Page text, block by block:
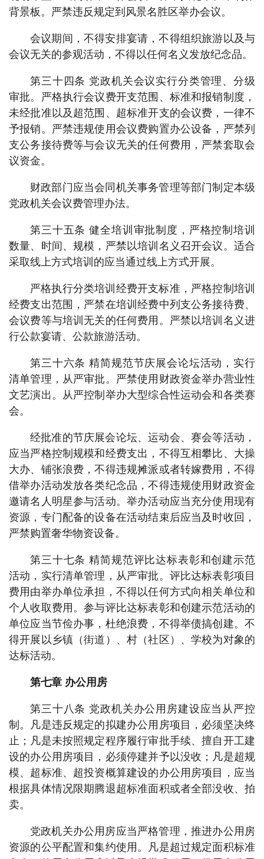
背景板。严禁违反规定到风景名胜区举办会议。
会议期间，不得安排宴请，不得组织旅游以及与
会议无关的参观活动，不得以任何名义发放纪念品。
第三十四条 党政机关会议实行分类管理、分级
审批。严格执行会议费开支范围、标准和报销制度，
未经批准以及超范围、超标准开支的会议费，一律不
予报销。严禁违规使用会议费购置办公设备，严禁列
支公务接待费等与会议无关的任何费用，严禁套取会
议资金。
财政部门应当会同机关事务管理等部门制定本级
党政机关会议费管理办法。
第三十五条 健全培训审批制度，严格控制培训
数量、时间、规模，严禁以培训名义召开会议。适合
采取线上方式培训的应当通过线上方式开展。
严格执行分类培训经费开支标准，严格控制培训
经费支出范围，严禁在培训经费中列支公务接待费、
会议费等与培训无关的任何费用。严禁以培训名义进
行公款宴请、公款旅游活动。
第三十六条 精简规范节庆展会论坛活动，实行
清单管理，从严审批。严禁使用财政资金举办营业性
文艺演出。从严控制举办大型综合性运动会和各类赛
会。
经批准的节庆展会论坛、运动会、赛会等活动，
应当严格控制规模和经费支出，不得互相攀比、大操
大办、铺张浪费，不得违规摊派或者转嫁费用，不得
借举办活动发放各类纪念品，不得违规使用财政资金
邀请名人明星参与活动。举办活动应当充分使用现有
资源，专门配备的设备在活动结束后应当及时收回，
严禁购置奢华物资设备。
第三十七条 精简规范评比达标表彰和创建示范
活动，实行清单管理，从严审批。评比达标表彰项目
费用由举办单位承担，不得以任何方式向相关单位和
个人收取费用。参与评比达标表彰和创建示范活动的
单位应当节俭办事，杜绝浪费，不得举债搞创建。不
得开展以乡镇（街道）、村（社区）、学校为对象的
达标活动。
第七章 办公用房
第三十八条 党政机关办公用房建设应当从严控
制。凡是违反规定的拟建办公用房项目，必须坚决终
止；凡是未按照规定程序履行审批手续、擅自开工建
设的办公用房项目，必须停建并予以没收；凡是超规
模、超标准、超投资概算建设的办公用房项目，应当
根据具体情况限期腾退超标准面积或者全部没收、拍
卖。
党政机关办公用房应当严格管理，推进办公用房
资源的公平配置和集约使用。凡是超过规定面积标准